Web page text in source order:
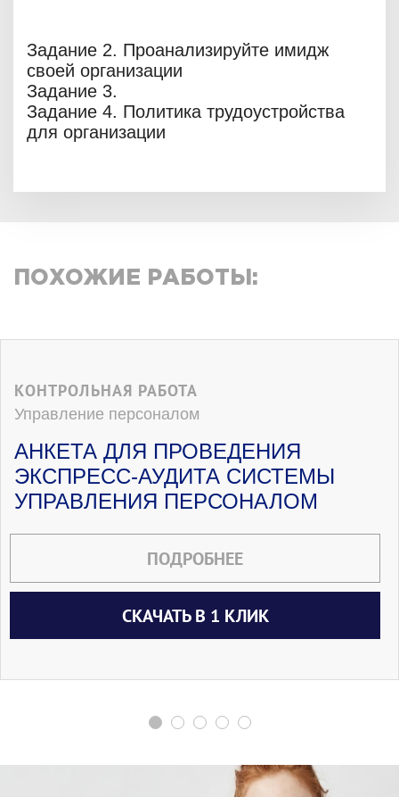
ПОХОЖИЕ РАБОТЫ:
КОНТРОЛЬНАЯ РАБОТА
Управление персоналом
АНКЕТА ДЛЯ ПРОВЕДЕНИЯ
ЭКСПРЕСС-АУДИТА СИСТЕМЫ
УПРАВЛЕНИЯ ПЕРСОНАЛОМ
ПОДРОБНЕЕ
СКАЧАТЬ В 1 КЛИК
Задание 2. Проанализируйте имидж
своей организации
Задание 3.
Задание 4. Политика трудоустройства
для организации